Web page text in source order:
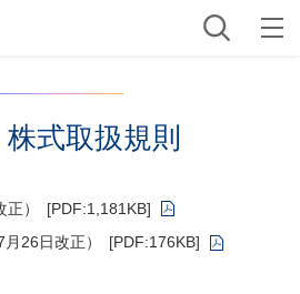
式取扱規則
）
[PDF:1,181KB]
26日改正）
[PDF:176KB]